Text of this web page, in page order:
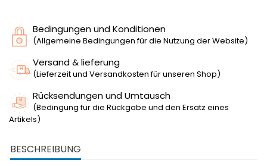
Bedingungen und Konditionen
(Allgemeine Bedingungen für die Nutzung der Website)
Versand & lieferung
(Lieferzeit und Versandkosten für unseren Shop)
Rücksendungen und Umtausch
(Bedingung für die Rückgabe und den Ersatz eines
Artikels)
BESCHREIBUNG